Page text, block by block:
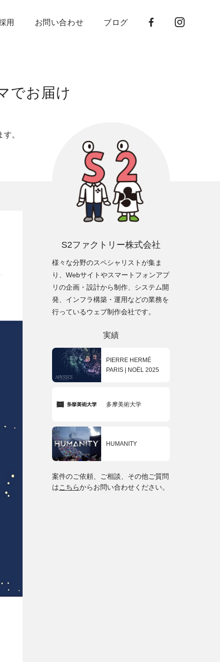
用 お問い合わせ ブログ
でお届け
。
S2ファクトリー株式会社
様々な分野のスペシャリストが集ま
り、Webサイトやスマートフォンアプ
リの企画・設計から制作、システム開
発、インフラ構築・運用などの業務を
行っているウェブ制作会社です。
実績
PIERRE HERMÉ
PARIS | NOËL 2025
多摩美術大学
HUMANITY
案件のご依頼、ご相談、その他ご質問
はこちらからお問い合わせください。